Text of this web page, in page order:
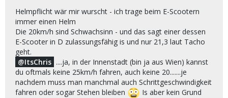
Helmpflicht wär mir wurscht - ich trage beim E-Scootern
immer einen Helm
Die 20km/h sind Schwachsinn - und das sagt einer dessen
E-Scooter in D zulassungsfähig is und nur 21,3 laut Tacho
geht.
ItsChris ....ja, in der Innenstadt (bin ja aus Wien) kannst
du oftmals keine 25km/h fahren, auch keine 20.......je
nachdem muss man manchmal auch Schrittgeschwindigkeit
fahren oder sogar Stehen bleiben
Is aber kein Grund